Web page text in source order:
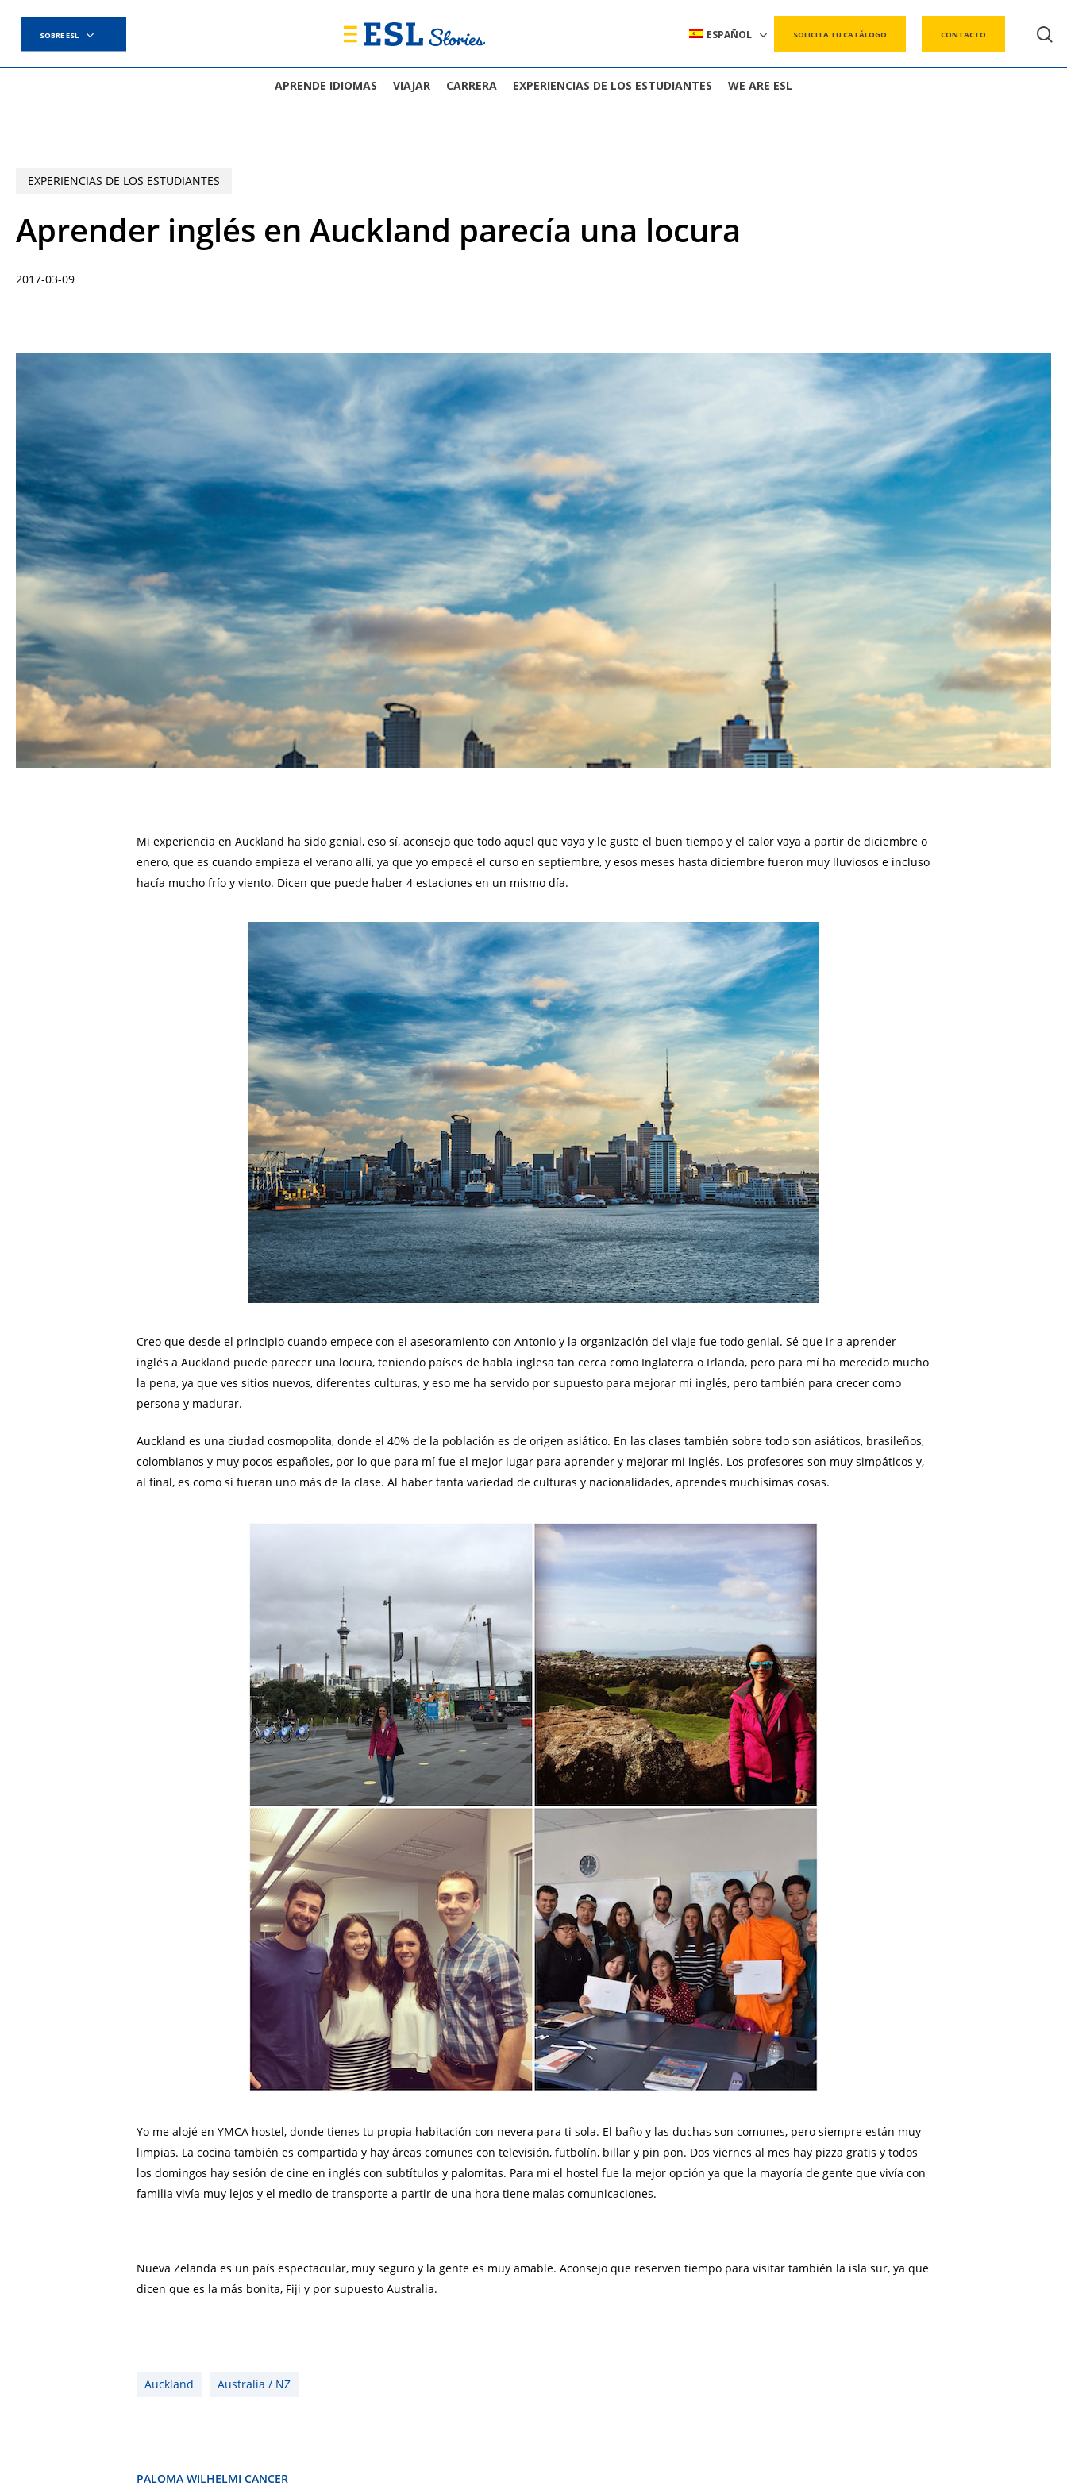
main
content
Hit enter to search or ESC to close
SOBRE ESL ESPAÑOL SOLICITA TU CATÁLOGO CONTACTO
APRENDE IDIOMAS VIAJAR CARRERA EXPERIENCIAS DE LOS ESTUDIANTES WE ARE ESL
EXPERIENCIAS DE LOS ESTUDIANTES
Aprender inglés en Auckland parecía una locura
2017-03-09
Mi experiencia en Auckland ha sido genial, eso sí, aconsejo que todo aquel que vaya y le guste el buen tiempo y el calor vaya a partir de diciembre o
enero, que es cuando empieza el verano allí, ya que yo empecé el curso en septiembre, y esos meses hasta diciembre fueron muy lluviosos e incluso
hacía mucho frío y viento. Dicen que puede haber 4 estaciones en un mismo día.
Creo que desde el principio cuando empece con el asesoramiento con Antonio y la organización del viaje fue todo genial. Sé que ir a aprender
inglés a Auckland puede parecer una locura, teniendo países de habla inglesa tan cerca como Inglaterra o Irlanda, pero para mí ha merecido mucho
la pena, ya que ves sitios nuevos, diferentes culturas, y eso me ha servido por supuesto para mejorar mi inglés, pero también para crecer como
persona y madurar.
Auckland es una ciudad cosmopolita, donde el 40% de la población es de origen asiático. En las clases también sobre todo son asiáticos, brasileños,
colombianos y muy pocos españoles, por lo que para mí fue el mejor lugar para aprender y mejorar mi inglés. Los profesores son muy simpáticos y,
al final, es como si fueran uno más de la clase. Al haber tanta variedad de culturas y nacionalidades, aprendes muchísimas cosas.
Yo me alojé en YMCA hostel, donde tienes tu propia habitación con nevera para ti sola. El baño y las duchas son comunes, pero siempre están muy
limpias. La cocina también es compartida y hay áreas comunes con televisión, futbolín, billar y pin pon. Dos viernes al mes hay pizza gratis y todos
los domingos hay sesión de cine en inglés con subtítulos y palomitas. Para mi el hostel fue la mejor opción ya que la mayoría de gente que vivía con
familia vivía muy lejos y el medio de transporte a partir de una hora tiene malas comunicaciones.
Nueva Zelanda es un país espectacular, muy seguro y la gente es muy amable. Aconsejo que reserven tiempo para visitar también la isla sur, ya que
dicen que es la más bonita, Fiji y por supuesto Australia.
Auckland Australia / NZ
PALOMA WILHELMI CANCER